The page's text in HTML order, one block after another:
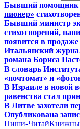
Бывший помощник
пионер»
Бывший министр
стихотворений,
появится в
Итальянский
романа Бориса
В словарь
«почтомат» и
В Израиле в новой
равенства стал
В Литве захотели
Опубликована
Пиши-Читай